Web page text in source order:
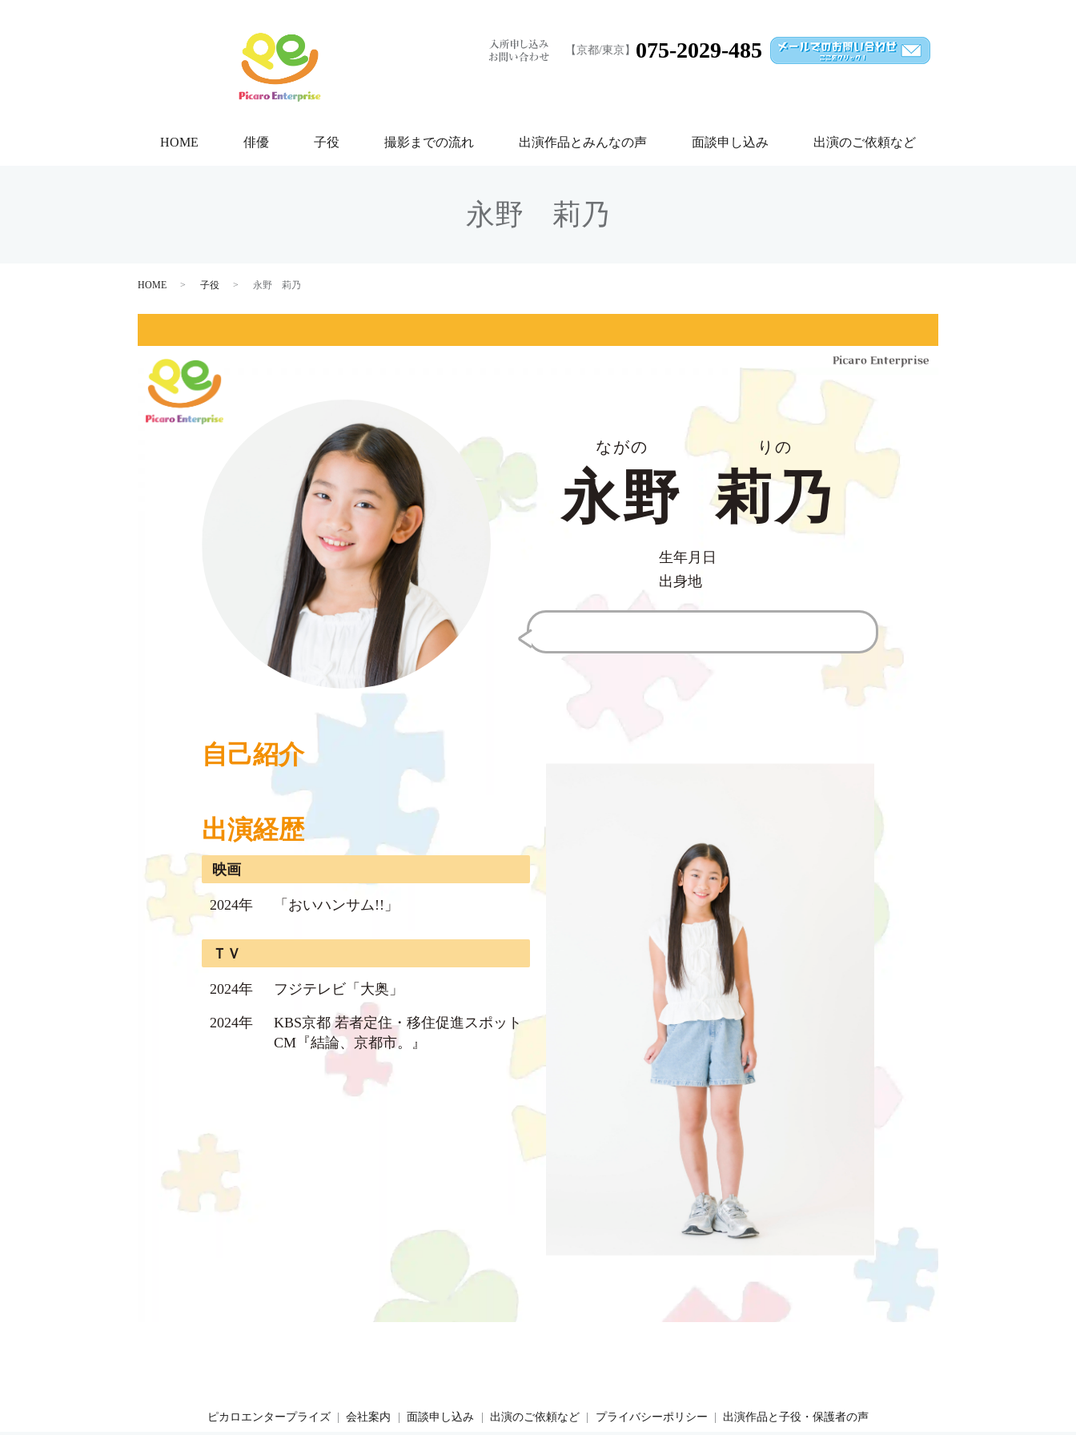
【京都/東京】 075-2029-485
HOME 俳優 子役 撮影までの流れ 出演作品とみんなの声 面談申し込み 出演のご依頼など
永野 莉乃
HOME 子役 永野 莉乃
ながの
永野
りの
莉乃
生年月日
出身地
自己紹介
出演経歴
映画
2024年 「おいハンサム!!」
ＴＶ
2024年 フジテレビ「大奥」
2024年
KBS京都 若者定住・移住促進スポット
CM『結論、京都市。』
ピカロエンタープライズ 会社案内 面談申し込み 出演のご依頼など プライバシーポリシー 出演作品と子役・保護者の声